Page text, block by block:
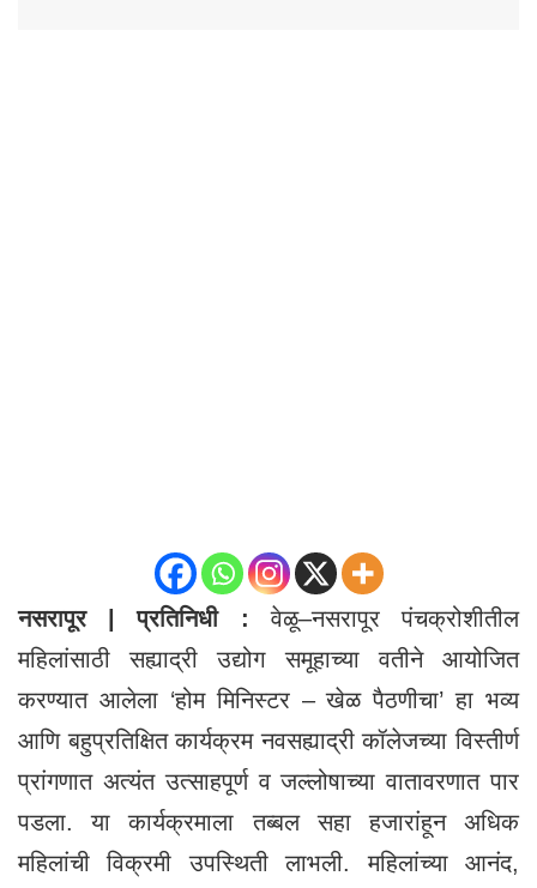
नसरापूर | प्रतिनिधी : वेळू–नसरापूर पंचक्रोशीतील
महिलांसाठी सह्याद्री उद्योग समूहाच्या वतीने आयोजित
करण्यात आलेला ‘होम मिनिस्टर – खेळ पैठणीचा’ हा भव्य
आणि बहुप्रतिक्षित कार्यक्रम नवसह्याद्री कॉलेजच्या विस्तीर्ण
प्रांगणात अत्यंत उत्साहपूर्ण व जल्लोषाच्या वातावरणात पार
पडला. या कार्यक्रमाला तब्बल सहा हजारांहून अधिक
महिलांची विक्रमी उपस्थिती लाभली. महिलांच्या आनंद,